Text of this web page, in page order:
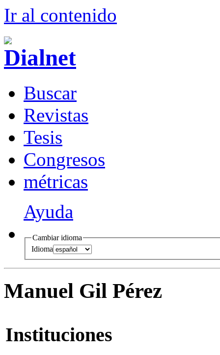
Ir al contenido
Buscar
Revistas
Tesis
Congresos
métricas
Ayuda
Cambiar idioma
Idioma
Manuel Gil Pérez
Instituciones